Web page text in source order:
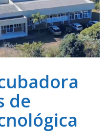
de